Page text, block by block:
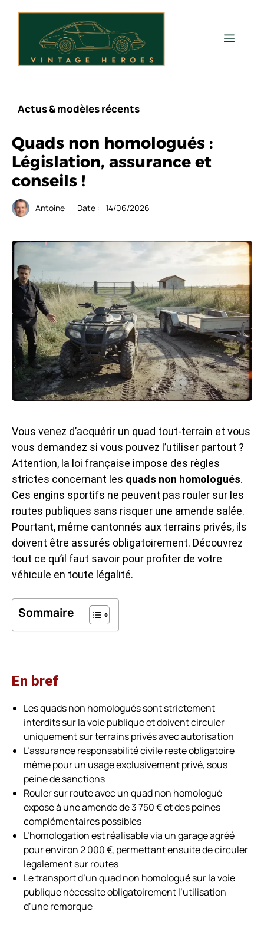
Menu
Actus & modèles récents
Quads non homologués :
Législation, assurance et
conseils !
Antoine Date : 14/06/2026
Vous venez d’acquérir un quad tout-terrain et vous
vous demandez si vous pouvez l’utiliser partout ?
Attention, la loi française impose des règles
strictes concernant les quads non homologués.
Ces engins sportifs ne peuvent pas rouler sur les
routes publiques sans risquer une amende salée.
Pourtant, même cantonnés aux terrains privés, ils
doivent être assurés obligatoirement. Découvrez
tout ce qu’il faut savoir pour profiter de votre
véhicule en toute légalité.
Sommaire
En bref
Les quads non homologués sont strictement
interdits sur la voie publique et doivent circuler
uniquement sur terrains privés avec autorisation
L’assurance responsabilité civile reste obligatoire
même pour un usage exclusivement privé, sous
peine de sanctions
Rouler sur route avec un quad non homologué
expose à une amende de 3 750 € et des peines
complémentaires possibles
L’homologation est réalisable via un garage agréé
pour environ 2 000 €, permettant ensuite de circuler
légalement sur routes
Le transport d’un quad non homologué sur la voie
publique nécessite obligatoirement l’utilisation
d’une remorque